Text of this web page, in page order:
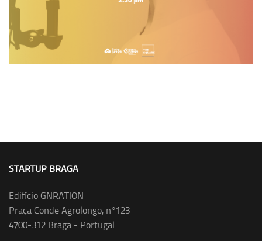
STARTUP BRAGA
Edifício GNRATION
Praça Conde Agrolongo, nº123
4700-312 Braga - Portugal